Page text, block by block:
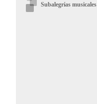
Subalegrías musicales